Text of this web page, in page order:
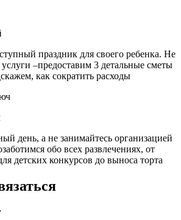
праздник для своего ребенка. Не
–предоставим 3 детальные сметы
как сократить расходы
день, а не занимайтесь организацией
обо всех развлечениях, от
детских конкурсов до выноса торта